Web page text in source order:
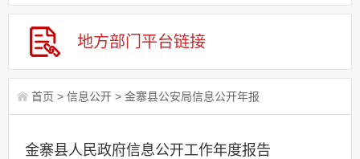
地方部门 平台链接
首页 > 信息公开 > 金寨县公安局信息公开年报
金寨县人民政府信息公开工作年度报告